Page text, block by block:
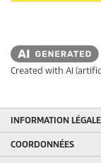
Created with AI
INFORMATION LÉGALE
COORDONNÉES